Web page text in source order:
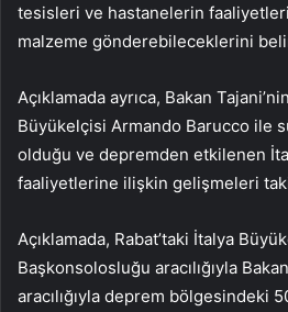
tesisleri ve hastanelerin
malzeme gönderebileceklerini
Açıklamada ayrıca, Bakan
Büyükelçisi Armando Barucco ile
olduğu ve depremden etkilenen
faaliyetlerine ilişkin gelişmeleri
Açıklamada, Rabat’taki İtalya
Başkonsolosluğu aracılığıyla
aracılığıyla deprem bölgesindeki